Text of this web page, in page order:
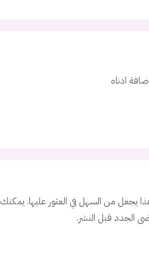
ادناه
يجعل من السهل في العثور عليها. يمكنك
الجدد قبل النشر.